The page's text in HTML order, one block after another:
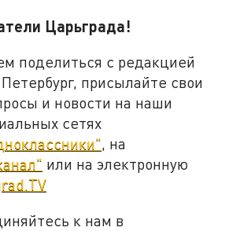
Царьграда!
поделиться с редакцией
присылайте свои
и новости на наши
сетях
, на
или на электронную
к нам в